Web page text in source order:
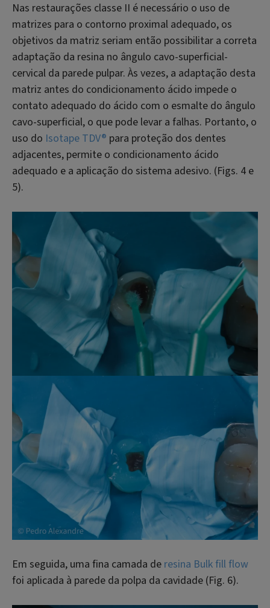
Nas restaurações classe II é necessário o uso de
matrizes para o contorno proximal adequado, os
objetivos da matriz seriam então possibilitar a correta
adaptação da resina no ângulo cavo-superficial-
cervical da parede pulpar. Às vezes, a adaptação desta
matriz antes do condicionamento ácido impede o
contato adequado do ácido com o esmalte do ângulo
cavo-superficial, o que pode levar a falhas. Portanto, o
uso do Isotape TDV® para proteção dos dentes
adjacentes, permite o condicionamento ácido
adequado e a aplicação do sistema adesivo. (Figs. 4 e
5).
Em seguida, uma fina camada de resina Bulk fill flow
foi aplicada à parede da polpa da cavidade (Fig. 6).